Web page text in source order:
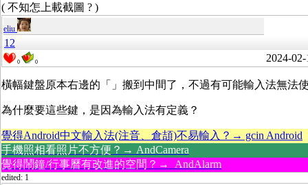
( 不知怎上載截圖 ? )
eliu
12
0 0 2024-02-
橫幅鍵盤原本右邊的「」搬到中間了，不過有可能輸入法無法
為什麼要這些鍵，是因為輸入法有定義？
覺得Android中文輸入法(注音、倉頡)不易輸入？→ gcin Android
手機照相看照片不方便？→ AndCamera
覺得鬧鐘/行事曆有改進的空間？→ AndAlarm
edited: 1